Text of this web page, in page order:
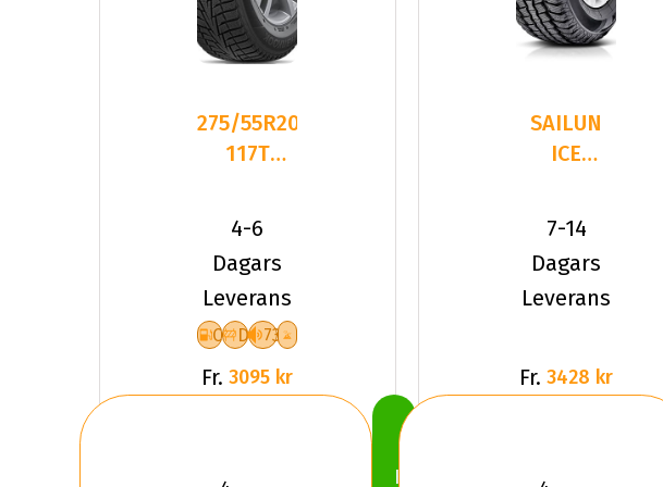
275/55R20
117T
Winter
I*cept X
4-6
Dagars
Leverans
C D 73
Fr. 3095 kr
Köp
SAILUN
ICE
WST2
275/55R20
117 S
7-14
Dagars
Leverans
Fr. 3428 kr